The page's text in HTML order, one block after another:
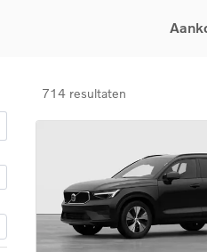
EX40
EC40
EX90
ES90
XC40
Tijdelijke aanbiedingen
Gecertificeerde
tweedehandswagens
Fleet & Bedrijfswagens
Diplomatic & Special
714 resultaten